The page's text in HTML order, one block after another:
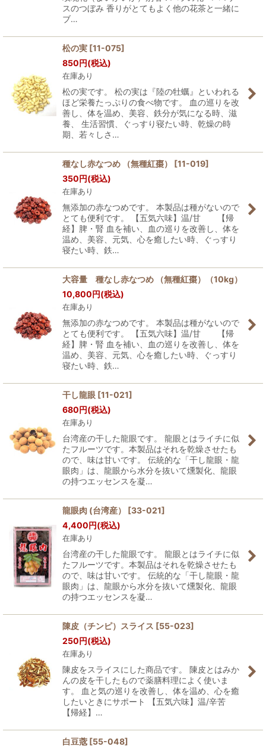
スのつぼみ 香りがとてもよく他の花茶と一緒に
ブ…
松の実 [11-075]
850円(税込)
在庫あり
松の実です。 松の実は『陸の牡蠣』といわれる
ほど栄養たっぷりの食べ物です。 血の巡りを改
善し、体を温め、美容、鉄分が気になる時、滋
養、 生活習慣、ぐっすり寝たい時、乾燥の時
期、若々しさ…
種なし赤なつめ （無種紅棗） [11-019]
350円(税込)
在庫あり
無添加の赤なつめです。 本製品は種がないので
とても便利です。 【五気六味】温/甘 【帰
経】脾・腎 血を補い、血の巡りを改善し、体を
温め、美容、元気、心を癒したい時、ぐっすり
寝たい時、鉄…
大容量 種なし赤なつめ （無種紅棗）（10kg）
10,800円(税込)
在庫あり
無添加の赤なつめです。 本製品は種がないので
とても便利です。 【五気六味】温/甘 【帰
経】脾・腎 血を補い、血の巡りを改善し、体を
温め、美容、元気、心を癒したい時、ぐっすり
寝たい時、鉄…
干し龍眼 [11-021]
680円(税込)
在庫あり
台湾産の干した龍眼です。 龍眼とはライチに似
たフルーツです。本製品はそれを乾燥させたも
ので、味は甘いです。 伝統的な「干し龍眼・龍
眼肉」は、龍眼から水分を抜いて燻製化、龍眼
の持つエッセンスを凝…
龍眼肉 (台湾産） [33-021]
4,400円(税込)
在庫あり
台湾産の干した龍眼です。 龍眼とはライチに似
たフルーツです。本製品はそれを乾燥させたも
ので、味は甘いです。 伝統的な「干し龍眼・龍
眼肉」は、龍眼から水分を抜いて燻製化、龍眼
の持つエッセンスを凝…
陳皮（チンピ）スライス [55-023]
250円(税込)
在庫あり
陳皮をスライスにした商品です。 陳皮とはみか
んの皮を干したもので薬膳料理によく使いま
す。 血と気の巡りを改善し、体を温め、心を癒
したいときにサポート 【五気六味】温/辛苦
【帰経】…
白豆蔲 [55-048]